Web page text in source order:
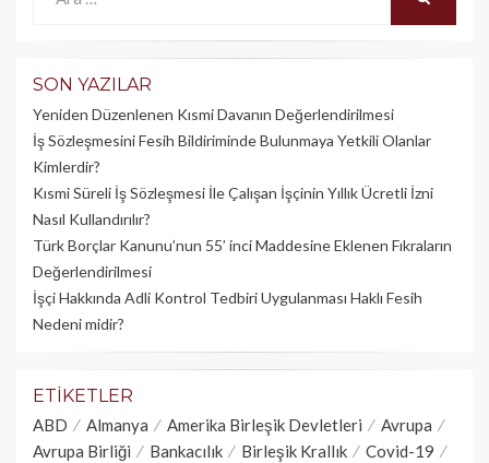
SON YAZILAR
Yeniden Düzenlenen Kısmi Davanın Değerlendirilmesi
İş Sözleşmesini Fesih Bildiriminde Bulunmaya Yetkili Olanlar
Kimlerdir?
Kısmi Süreli İş Sözleşmesi İle Çalışan İşçinin Yıllık Üc­retli İzni
Nasıl Kullandırılır?
Türk Borçlar Kanunu’nun 55’ inci Maddesine Eklenen Fıkraların
Değerlendirilmesi
İşçi Hakkında Adli Kontrol Tedbiri Uygulanması Haklı Fesih
Nedeni midir?
ETIKETLER
ABD Almanya Amerika Birleşik Devletleri
Avrupa
Avrupa Birliği
Bankacılık Birleşik Krallık
Covid-19